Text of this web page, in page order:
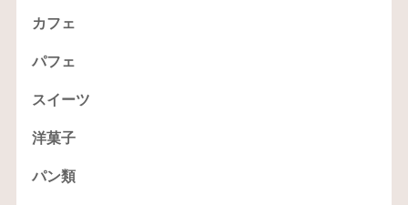
カフェ
パフェ
スイーツ
洋菓子
パン類